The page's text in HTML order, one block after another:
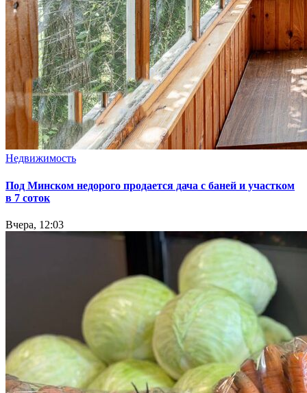
Недвижимость
Под Минском недорого продается дача с баней и участком
в 7 соток
Вчера, 12:03